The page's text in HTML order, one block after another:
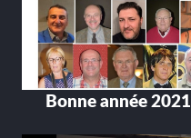
Bonne année 2021